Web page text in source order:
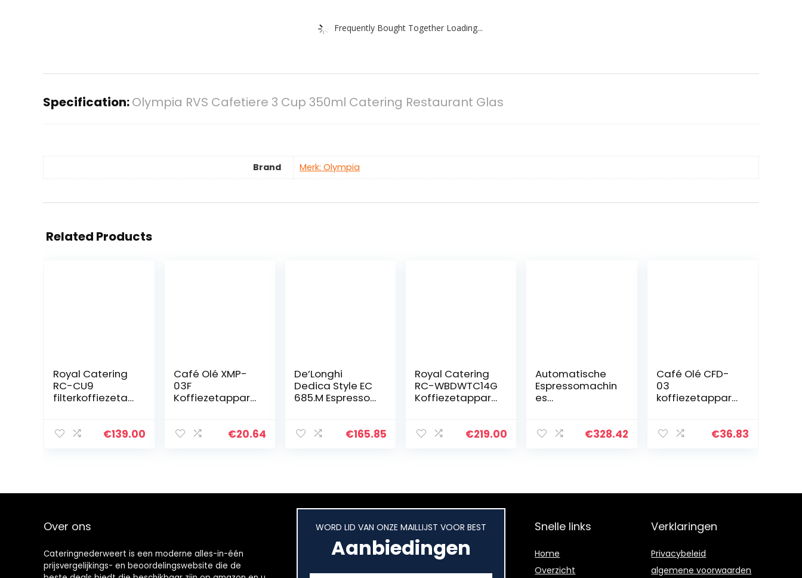
Frequently Bought Together Loading...
Specification:Olympia RVS Cafetiere 3 Cup 350ml Catering Restaurant Glas
Brand Merk: Olympia
Related Products
Royal Catering
RC-CU9
filterkoffiezetap
met koperen
€139.00
Café Olé XMP-
03F
Koffiezetappara
tamper van€20.64
De’Longhi
Dedica Style EC
685.M Espresso
espressomachin
€165.85
Royal Catering
RC-WBDWTC14G
Koffiezetappara
grijs,
€219.00
Automatische
Espressomachin
es
Automatische
€328.42
Café Olé CFD-
03
koffiezetappara
hoogglans
€36.83
Over ons
Cateringnederweert is een moderne alles-in-één
prijsvergelijkings- en beoordelingswebsite die de
WORD LID VAN ONZE MAILLIJST VOOR BEST
Aanbiedingen
Snelle links
Home
Overzicht
Verklaringen
Privacybeleid
algemene voorwaarden